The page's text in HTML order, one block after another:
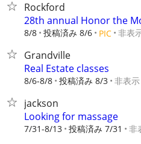
Rockford
28th annual Honor the
8/8 投稿済み 8/6 PIC 非表
Grandville
Real Estate classes
8/6-8/8 投稿済み 8/3 非表示
jackson
Looking for massage
7/31-8/13 投稿済み 7/31 非